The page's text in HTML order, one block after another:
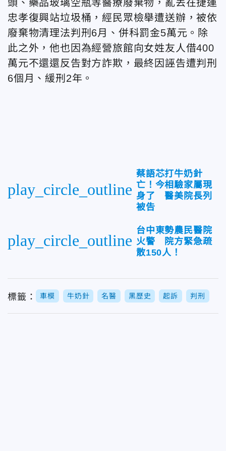
頭、藥品玻璃空瓶等醫療廢棄物，亂丟在捷運
忠孝復興站垃圾桶，經民眾檢舉遭送辦，被依
廢棄物清理法判刑6月、併科罰金5萬元。除
此之外，他也因為經營旅館向女姓友人借400
萬元不還還反告對方詐欺，最終因誣告遭判刑
6個月、緩刑2年。
play_circle_outline
蔡語芯打牛奶針
亡！今相驗家屬現
身了 醫美院長列
被告
play_circle_outline
台中東勢農民醫院
火警 院方緊急疏
散150人！
標籤： 車模 牛奶針 名醫 黑歷史 起訴 判刑